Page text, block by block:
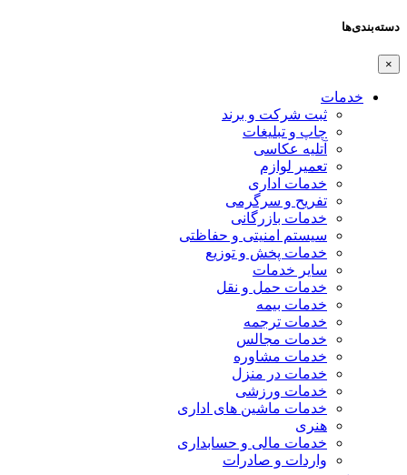
دسته‌بندی‌ها
×
خدمات
ثبت شرکت و برند
چاپ و تبلیغات
آتلیه عکاسی
تعمیر لوازم
خدمات اداری
تفریح و سرگرمی
خدمات بازرگانی
سیستم امنیتی و حفاظتی
خدمات پخش و توزیع
سایر خدمات
خدمات حمل و نقل
خدمات بیمه
خدمات ترجمه
خدمات مجالس
خدمات مشاوره
خدمات در منزل
خدمات ورزشی
خدمات ماشین های اداری
هنری
خدمات مالی و حسابداری
واردات و صادرات